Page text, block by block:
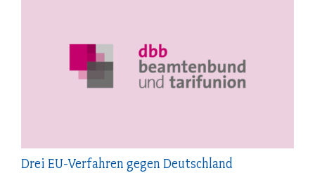
Drei EU-Verfahren gegen Deutschland